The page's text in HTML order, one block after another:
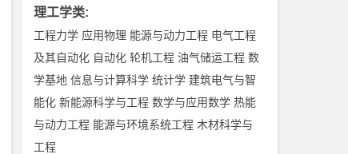
理工学类:
工程力学 应用物理 能源与动力工程 电气工程
及其自动化 自动化 轮机工程 油气储运工程 数
学基地 信息与计算科学 统计学 建筑电气与智
能化 新能源科学与工程 数学与应用数学 热能
与动力工程 能源与环境系统工程 木材科学与
工程